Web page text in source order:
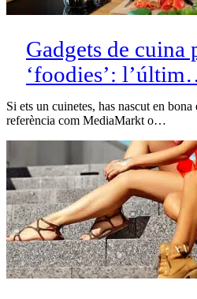
Gadgets de cuina
‘foodies’:
Si ets un cuinetes, has nascut en
referència com MediaMarkt o…